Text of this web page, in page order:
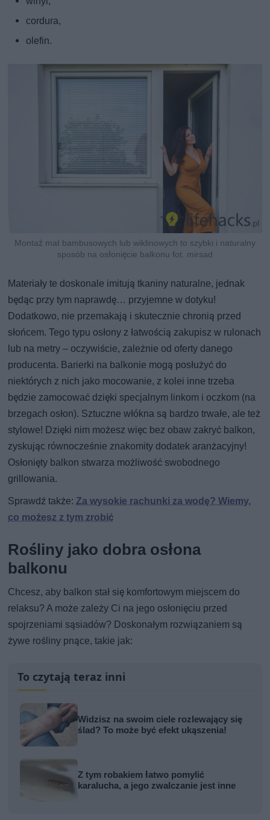
cordura,
olefin.
Montaż mat bambusowych lub wiklinowych to szybki i naturalny
sposób na osłonięcie balkonu fot. mirsad
Materiały te doskonale imitują tkaniny naturalne, jednak
będąc przy tym naprawdę… przyjemne w dotyku!
Dodatkowo, nie przemakają i skutecznie chronią przed
słońcem. Tego typu osłony z łatwością zakupisz w rulonach
lub na metry – oczywiście, zależnie od oferty danego
producenta. Barierki na balkonie mogą posłużyć do
niektórych z nich jako mocowanie, z kolei inne trzeba
będzie zamocować dzięki specjalnym linkom i oczkom (na
brzegach osłon). Sztuczne włókna są bardzo trwałe, ale też
stylowe! Dzięki nim możesz więc bez obaw zakryć balkon,
zyskując równocześnie znakomity dodatek aranżacyjny!
Osłonięty balkon stwarza możliwość swobodnego
grillowania.
Sprawdź także:Za wysokie rachunki za wodę? Wiemy,
co możesz z tym zrobić
Rośliny jako dobra osłona
balkonu
Chcesz, aby balkon stał się komfortowym miejscem do
relaksu? A może zależy Ci na jego osłonięciu przed
spojrzeniami sąsiadów? Doskonałym rozwiązaniem są
żywe rośliny pnące, takie jak:
To czytają teraz inni
Widzisz na swoim ciele rozlewający się
ślad? To może być efekt ukąszenia!
Z tym robakiem łatwo pomylić
karalucha, a jego zwalczanie jest inne